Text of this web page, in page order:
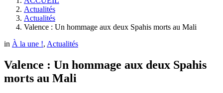
Actualités
Actualités
Valence : Un hommage aux deux Spahis morts au Mali
in À la une !, Actualités
Valence : Un hommage aux deux Spahis
morts au Mali